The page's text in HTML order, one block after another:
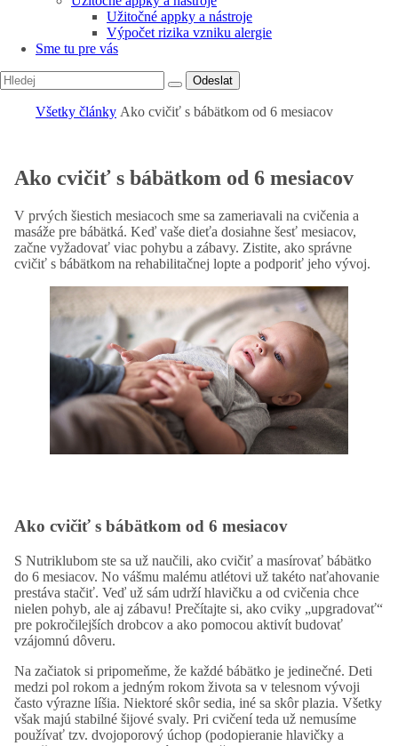
Užitočné appky a nástroje
Výpočet rizika vzniku alergie
Sme tu pre vás
Odeslat
Všetky články Ako cvičiť s bábätkom od 6 mesiacov
Ako cvičiť s bábätkom od 6 mesiacov
V prvých šiestich mesiacoch sme sa zameriavali na cvičenia a
masáže pre bábätká. Keď vaše dieťa dosiahne šesť mesiacov,
začne vyžadovať viac pohybu a zábavy. Zistite, ako správne
cvičiť s bábätkom na rehabilitačnej lopte a podporiť jeho vývoj.
Ako cvičiť s bábätkom od 6 mesiacov
S Nutriklubom ste sa už naučili, ako cvičiť a masírovať bábätko
do 6 mesiacov. No vášmu malému atlétovi už takéto naťahovanie
prestáva stačiť. Veď už sám udrží hlavičku a od cvičenia chce
nielen pohyb, ale aj zábavu! Prečítajte si, ako cviky „upgradovať“
pre pokročilejších drobcov a ako pomocou aktivít budovať
vzájomnú dôveru.
Na začiatok si pripomeňme, že každé bábätko je jedinečné. Deti
medzi pol rokom a jedným rokom života sa v telesnom vývoji
často výrazne líšia. Niektoré skôr sedia, iné sa skôr plazia. Všetky
však majú stabilné šijové svaly. Pri cvičení teda už nemusíme
používať tzv. dvojoporový úchop (podopieranie hlavičky a